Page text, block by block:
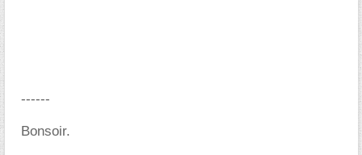
------
Bonsoir.